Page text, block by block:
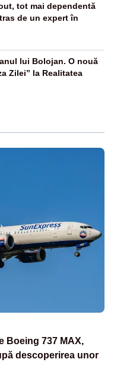
tot mai dependentă
de un expert în
lui Bolojan. O nouă
Zilei” la Realitatea
Boeing 737 MAX,
descoperirea unor